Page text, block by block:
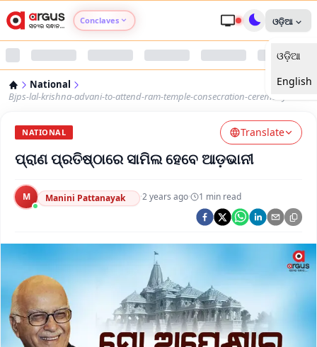
Conclaves
Argus Nari Shakti
Argus Health Connect
Argus Swaad Odisha
Argus Chalo Dekhein Apna Desh
ଓଡ଼ିଆ
ଓଡ଼ିଆ
English
National
Bjps-lal-krishna-advani-to-attend-ram-temple-consecration-ceremony
NATIONAL Translate
ପ୍ରାଣ ପ୍ରତିଷ୍ଠାରେ ସାମିଲ ହେବେ ଆଡ଼ଭାନୀ
M Manini Pattanayak ·2 years ago· 1 min read